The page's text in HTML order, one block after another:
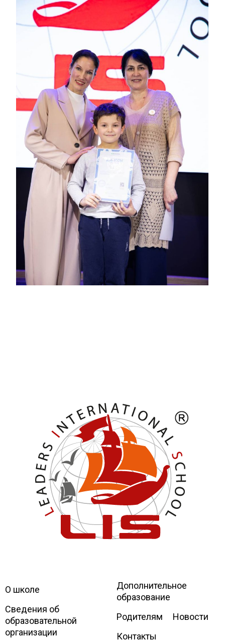
Leaders
International school
О школе
Сведения об
образовательной
организации
Дополнительное
образование
Родителям
Новости
Контакты